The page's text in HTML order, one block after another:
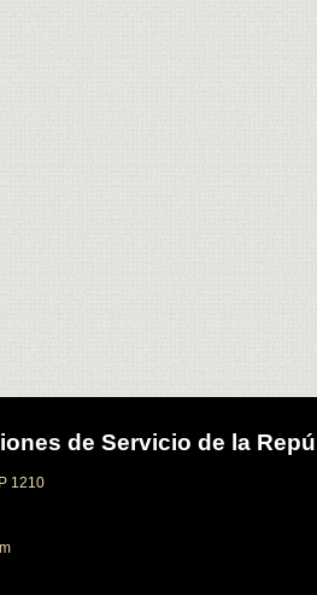
de Servicio de la
1210